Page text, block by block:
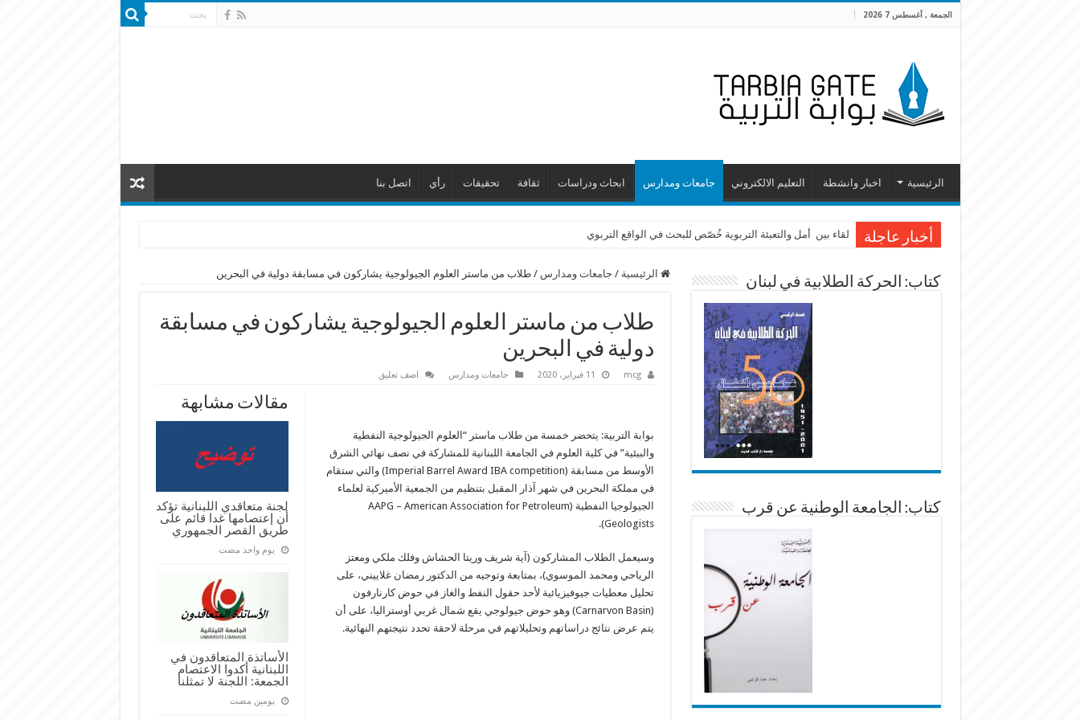
الجمعة , أغسطس 7 2026
الرئيسية اخبار وانشطة التعليم الالكتروني جامعات ومدارس ابحاث ودراسات ثقافة تحقيقات رأي اتصل بنا
أخبار عاجلة لقاء بين أمل والتعبئة التربوية خُصّص للبحث في الواقع التربوي
الرئيسية / جامعات ومدارس / طلاب من ماستر العلوم الجيولوجية يشاركون في مسابقة دولية في البحرين
طلاب من ماستر العلوم الجيولوجية يشاركون في مسابقة
دولية في البحرين
mcg 11 فبراير، 2020 جامعات ومدارس اضف تعليق
مقالات مشابهة
لجنة متعاقدي اللبنانية تؤكد
أن إعتصامها غدا قائم على
طريق القصر الجمهوري
‏يوم واحد مضت
الأساتذة المتعاقدون في
اللبنانية أكدوا الاعتصام
الجمعة: اللجنة لا تمثلنا
‏يومين مضت
بوابة التربية: يتحضر خمسة من طلاب ماستر “العلوم الجيولوجية النفطية
والبيئية” في كلية العلوم في الجامعة اللبنانية للمشاركة في نصف نهائي الشرق
الأوسط من مسابقة (Imperial Barrel Award IBA competition) والتي ستقام
في مملكة البحرين في شهر آذار المقبل بتنظيم من الجمعية الأميركية لعلماء
الجيولوجيا النفطية (AAPG – American Association for Petroleum
Geologists).
وسيعمل الطلاب المشاركون (آية شريف وريتا الحشاش وفلك ملكي ومعتز
الرياحي ومحمد الموسوي)، بمتابعة وتوجيه من الدكتور رمضان غلاييني، على
تحليل معطيات جيوفيزيائية لأحد حقول النفط والغاز في حوض كارنارفون
(Carnarvon Basin) وهو حوض جيولوجي يقع شمال غربي أوستراليا، على أن
يتم عرض نتائج دراساتهم وتحليلاتهم في مرحلة لاحقة تحدد نتيجتهم النهائية.
كتاب: الحركة الطلابية في لبنان
كتاب: الجامعة الوطنية عن قرب